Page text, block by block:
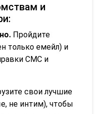
и
Пройдите
только емейл) и
СМС и
свои лучшие
не интим), чтобы